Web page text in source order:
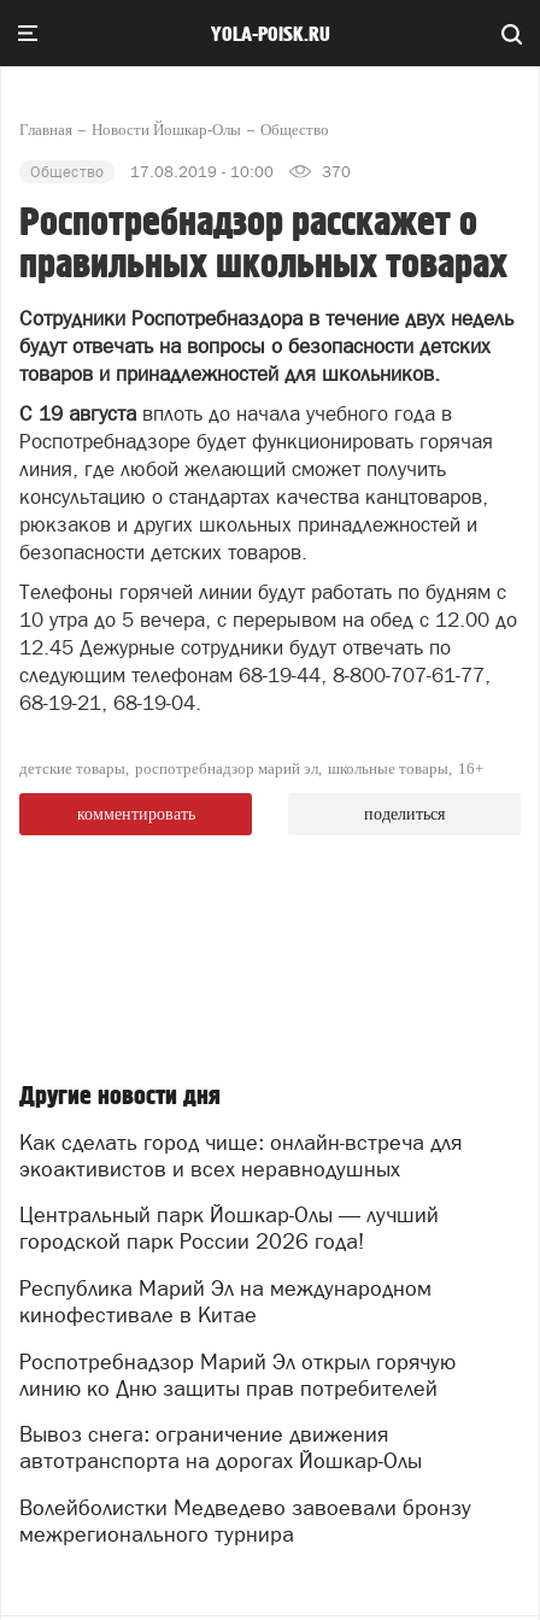
YOLA-POISK.RU
Главная Новости Йошкар-Олы Общество
Общество 17.08.2019 - 10:00 370
Роспотребнадзор расскажет о
правильных школьных товарах
Сотрудники Роспотребназдора в течение двух недель
будут отвечать на вопросы о безопасности детских
товаров и принадлежностей для школьников.
С 19 августа вплоть до начала учебного года в
Роспотребнадзоре будет функционировать горячая
линия, где любой желающий сможет получить
консультацию о стандартах качества канцтоваров,
рюкзаков и других школьных принадлежностей и
безопасности детских товаров.
Телефоны горячей линии будут работать по будням с
10 утра до 5 вечера, с перерывом на обед с 12.00 до
12.45 Дежурные сотрудники будут отвечать по
следующим телефонам 68-19-44, 8-800-707-61-77,
68-19-21, 68-19-04.
детские товары роспотребнадзор марий эл школьные товары 16+
комментировать поделиться
Другие новости дня
Как сделать город чище: онлайн-встреча для
экоактивистов и всех неравнодушных
Центральный парк Йошкар-Олы — лучший
городской парк России 2026 года!
Республика Марий Эл на международном
кинофестивале в Китае
Роспотребнадзор Марий Эл открыл горячую
линию ко Дню защиты прав потребителей
Вывоз снега: ограничение движения
автотранспорта на дорогах Йошкар-Олы
Волейболистки Медведево завоевали бронзу
межрегионального турнира